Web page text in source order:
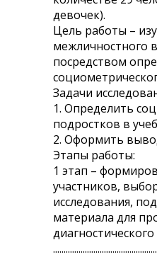
девочек).
Цель работы –
межличностного
посредством
Задачи
1. Определить
подростков в
2. Оформить
Этапы работы:
1 этап –
участников,
исследования,
материала для